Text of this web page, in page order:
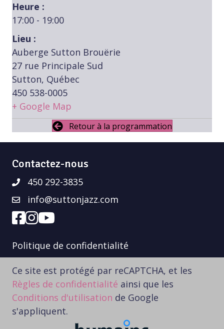
Heure :
17:00 - 19:00
Lieu :
Auberge Sutton Brouërie
27 rue Principale Sud
Sutton, Québec
450 538-0005
+ Google Map
Retour à la programmation
Contactez-nous
450 292-3835
info@suttonjazz.com
Politique de confidentialité
Ce site est protégé par reCAPTCHA, et les
Règles de confidentialité ainsi que les
Conditions d'utilisation de Google
s'appliquent.